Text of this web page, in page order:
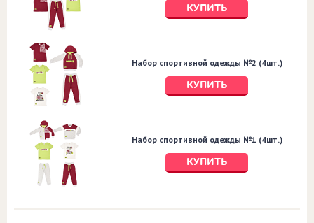
КУПИТЬ
Набор спортивной одежды №2 (4шт.)
КУПИТЬ
Набор спортивной одежды №1 (4шт.)
КУПИТЬ